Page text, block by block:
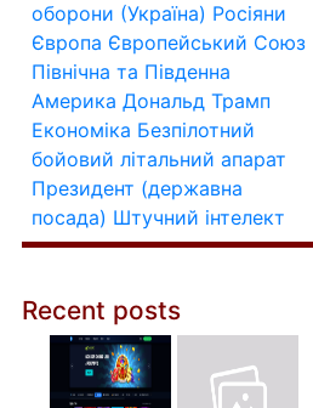
оборони (Україна) Росіяни
Європа Європейський Союз
Північна та Південна
Америка Дональд Трамп
Економіка Безпілотний
бойовий літальний апарат
Президент (державна
посада) Штучний інтелект
Recent posts